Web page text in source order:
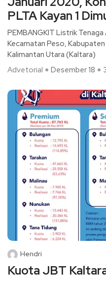
PLTA Kayan 1
PEMBANGKIT Listrik Tenaga
Kecamatan Peso,
Kalimantan Utara (Kaltara)
Advetorial
Desember 18
Hendri
Kuota JBT